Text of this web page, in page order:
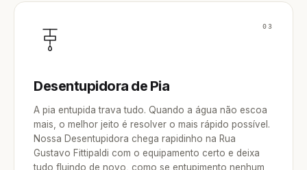
03
Desentupidora de Pia
A pia entupida trava tudo. Quando a água não escoa
mais, o melhor jeito é resolver o mais rápido possível.
Nossa Desentupidora chega rapidinho na Rua
Gustavo Fittipaldi com o equipamento certo e deixa
tudo fluindo de novo, como se entupimento nenhum